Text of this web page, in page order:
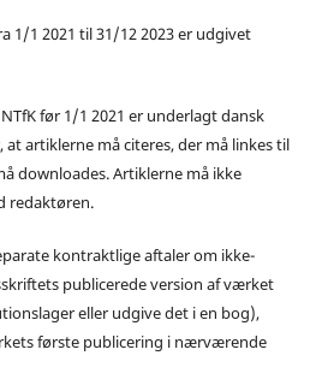
1/1 2021 til 31/12 2023 er udgivet
før 1/1 2021 er underlagt dansk
artiklerne må citeres, der må linkes til
downloades. Artiklerne må ikke
redaktøren.
kontraktlige aftaler om ikke-
publicerede version af værket
eller udgive det i en bog),
første publicering i nærværende